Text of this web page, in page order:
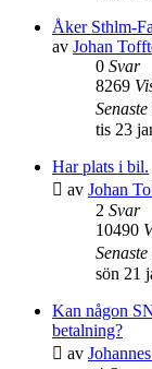
Åker Sthlm-
av Johan
0 Svar
8269
tis 23
Har plats i bil.
av Johan
2 Svar
10490
sön 21
Kan någon
betalning?
av